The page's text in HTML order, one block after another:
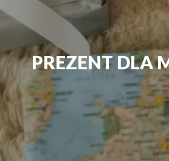
PREZENT DLA